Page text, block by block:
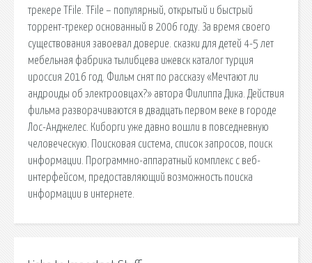
трекере TFile. TFile – популярный, открытый и быстрый
торрент-трекер основанный в 2006 году. За время своего
существования завоевал доверие. сказки для детей 4-5 лет
мебельная фабрика тылибцева ижевск каталог турция
ироссия 2016 год. Фильм снят по рассказу «Мечтают ли
андроиды об электроовцах?» автора Филиппа Дика. Действия
фильма разворачиваются в двадцать первом веке в городе
Лос-Анджелес. Киборги уже давно вошли в повседневную
человеческую. Поисковая сиcтема, список запросов, поиск
информации. Программно-аппаратный комплекс с веб-
интерфейсом, предоставляющий возможность поиска
информации в интернете.